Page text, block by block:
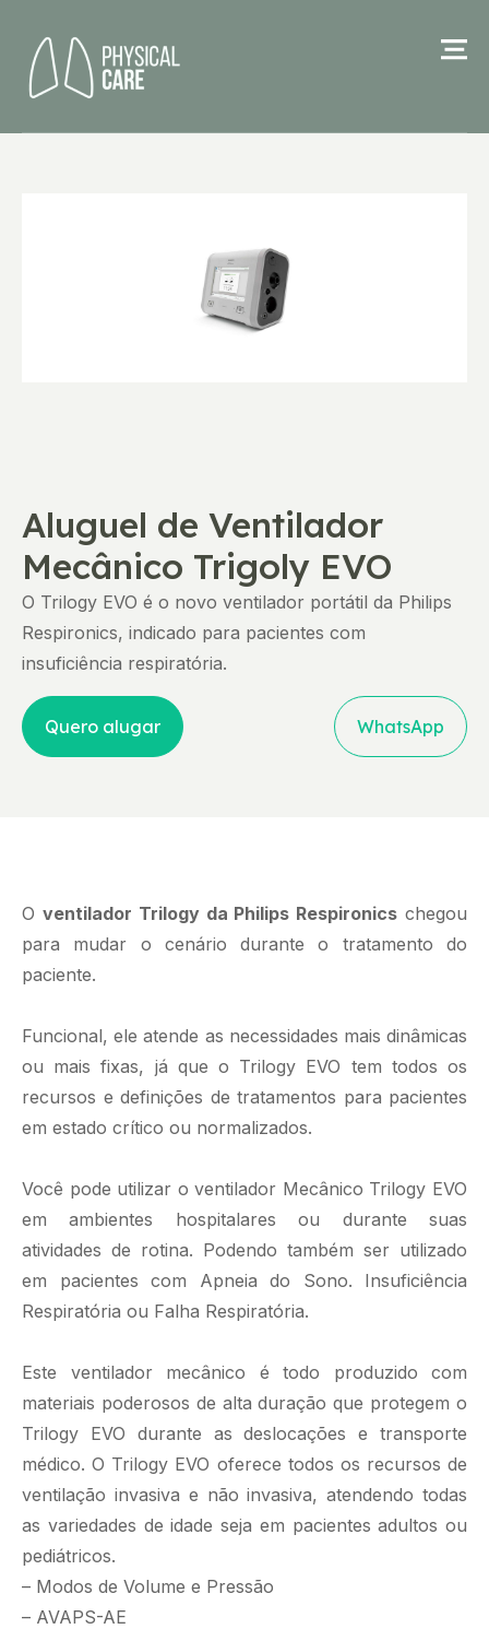
Aluguel de Ventilador
Mecânico Trigoly EVO
O Trilogy EVO é o novo ventilador portátil da Philips
Respironics, indicado para pacientes com
insuficiência respiratória.
Quero alugar WhatsApp
O ventilador Trilogy da Philips Respironics chegou
para mudar o cenário durante o tratamento do
paciente.
Funcional, ele atende as necessidades mais dinâmicas
ou mais fixas, já que o Trilogy EVO tem todos os
recursos e definições de tratamentos para pacientes
em estado crítico ou normalizados.
Você pode utilizar o ventilador Mecânico Trilogy EVO
em ambientes hospitalares ou durante suas
atividades de rotina. Podendo também ser utilizado
em pacientes com Apneia do Sono. Insuficiência
Respiratória ou Falha Respiratória.
Este ventilador mecânico é todo produzido com
materiais poderosos de alta duração que protegem o
Trilogy EVO durante as deslocações e transporte
médico. O Trilogy EVO oferece todos os recursos de
ventilação invasiva e não invasiva, atendendo todas
as variedades de idade seja em pacientes adultos ou
pediátricos.
– Modos de Volume e Pressão
– AVAPS-AE